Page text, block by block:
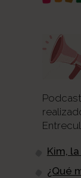
Kim,
¿Qué